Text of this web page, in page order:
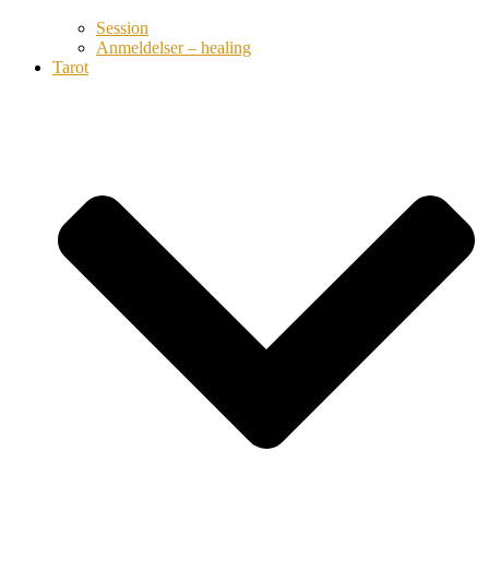
Session
Anmeldelser – healing
Tarot